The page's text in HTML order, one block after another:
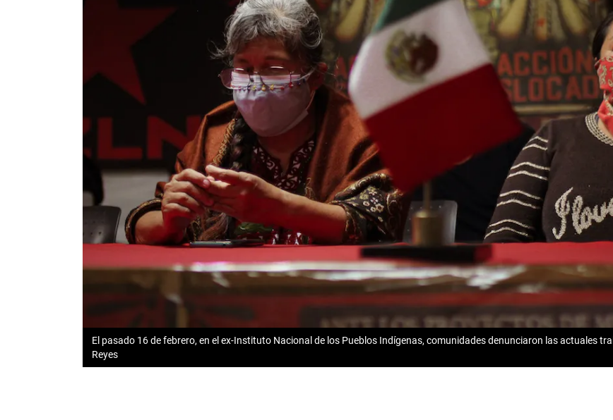
El pasado 16 de febrero, en el ex-Instituto Nacional de los Pueblos Indígenas, comunidades denunciaron las actuales
Reyes